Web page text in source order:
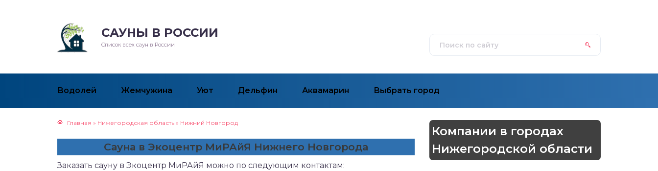
САУНЫ В РОССИИ
Список всех саун в России
Водолей Жемчужина Уют Дельфин Аквамарин Выбрать город
Главная » Нижегородская область » Нижний Новгород
Сауна в Экоцентр МиРАйЯ Нижнего Новгорода
Заказать сауну в Экоцентр МиРАйЯ можно по следующим контактам:
Компании в городах
Нижегородской области